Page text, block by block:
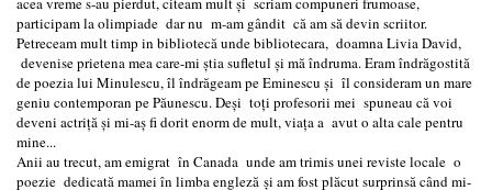
participam la olimpiade dar nu m-am gândit că am să devin scriitor.
Petreceam mult timp in bibliotecă unde bibliotecara, doamna Livia David,
devenise prietena mea care-mi știa sufletul și mă îndruma. Eram îndrăgostită
de poezia lui Minulescu, îl îndrăgeam pe Eminescu și îl consideram un mare
geniu contemporan pe Păunescu. Deși toți profesorii mei spuneau că voi
deveni actriță și mi-aș fi dorit enorm de mult, viața a avut o alta cale pentru
mine...
Anii au trecut, am emigrat în Canada unde am trimis unei reviste locale o
poezie dedicată mamei în limba engleză și am fost plăcut surprinsă când mi-